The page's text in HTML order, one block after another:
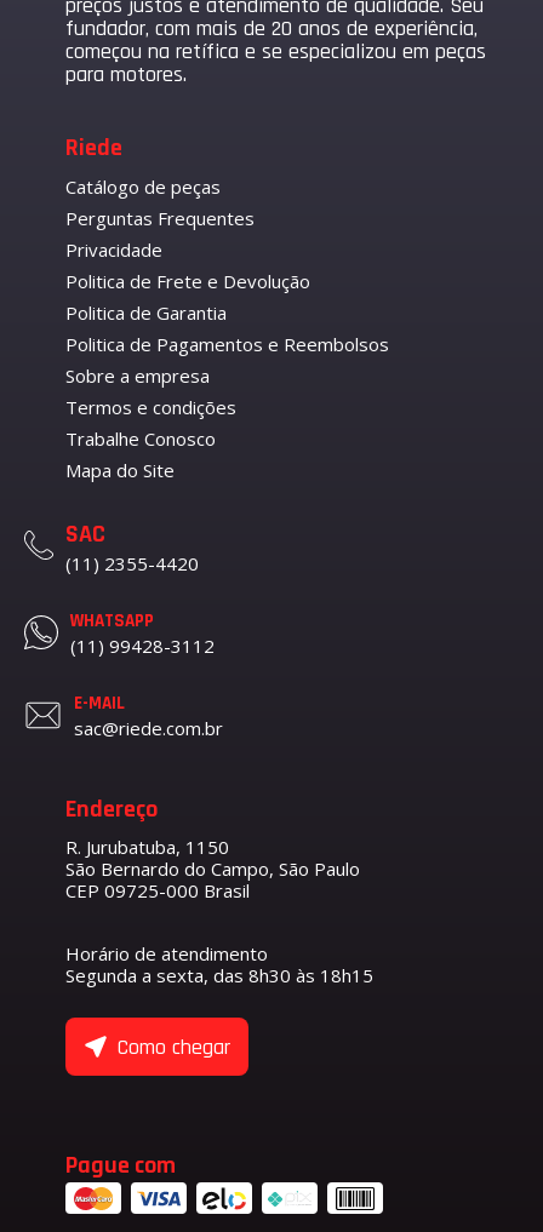
preços justos e atendimento de qualidade. Seu
fundador, com mais de 20 anos de experiência,
começou na retífica e se especializou em peças
para motores.
Riede
Catálogo de peças
Perguntas Frequentes
Privacidade
Politica de Frete e Devolução
Politica de Garantia
Politica de Pagamentos e Reembolsos
Sobre a empresa
Termos e condições
Trabalhe Conosco
Mapa do Site
SAC
(11) 2355-4420
WHATSAPP
(11) 99428-3112
E-MAIL
sac@riede.com.br
Endereço
R. Jurubatuba, 1150
São Bernardo do Campo, São Paulo
CEP 09725-000 Brasil
Horário de atendimento
Segunda a sexta, das 8h30 às 18h15
Como chegar
Pague com